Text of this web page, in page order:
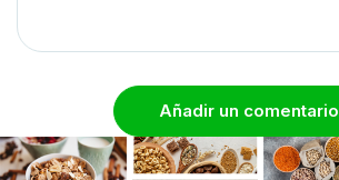
Añadir un comentario